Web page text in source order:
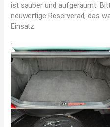
ist sauber und aufgeräumt.
neuwertige Reserverad, das
Einsatz.